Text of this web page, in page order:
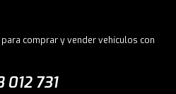
comprar y vender vehículos con
012 731